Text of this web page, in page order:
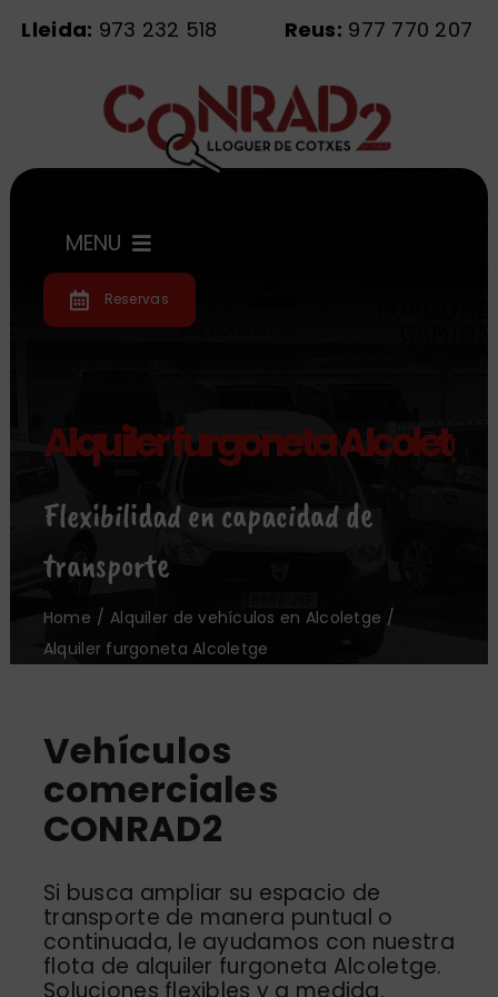
Saltar
Lleida: 973 232 518 Reus: 977 770 207
MENU
Servicios
Oficinas
Noticias
Reservas
Alquiler furgoneta Alcoletge
Flexibilidad en capacidad de
transporte
Home
Alquiler de vehículos en Alcoletge
Alquiler furgoneta Alcoletge
Vehículos
comerciales
CONRAD2
Si busca ampliar su espacio de
transporte de manera puntual o
continuada, le ayudamos con nuestra
flota de alquiler furgoneta Alcoletge.
Soluciones flexibles y a medida.